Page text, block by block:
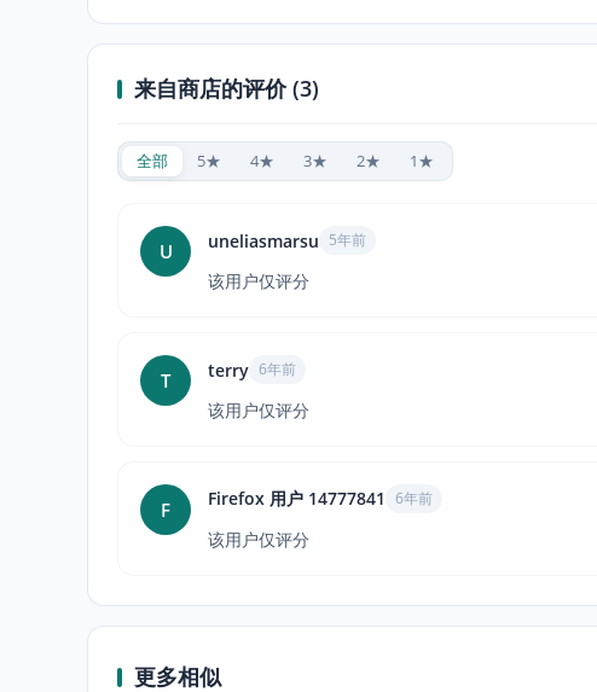
来自商店的评价 (3)
全部 5★ 4★ 3★ 2★ 1★
U uneliasmarsu 5年前
该用户仅评分
T terry 6年前
该用户仅评分
F Firefox 用户 14777841 6年前
该用户仅评分
更多相似